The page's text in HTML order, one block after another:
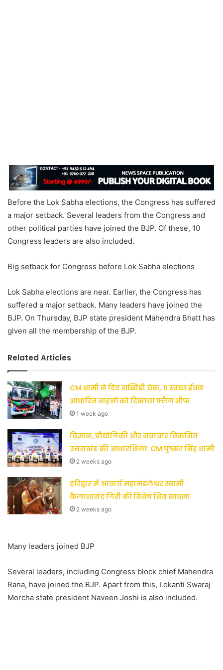
Before the Lok Sabha elections, the Congress has suffered
a major setback. Several leaders from the Congress and
other political parties have joined the BJP. Of these, 10
Congress leaders are also included.
Big setback for Congress before Lok Sabha elections
Lok Sabha elections are near. Earlier, the Congress has
suffered a major setback. Many leaders have joined the
BJP. On Thursday, BJP state president Mahendra Bhatt has
given all the membership of the BJP.
Related Articles
CM धामी ने दिए सब्सिडी चेक, 11 स्वच्छ ईंधन
आधारित वाहनों को दिखाया फ्लैग ऑफ
1 week ago
विज्ञान, प्रौद्योगिकी और नवाचार विकसित
उत्तराखंड की आधारशिला: CM पुष्कर सिंह धामी
2 weeks ago
हरिद्वार में आचार्य महामंडलेश्वर स्वामी
कैलाशानंद गिरी की विशेष शिव साधना
2 weeks ago
Many leaders joined BJP
Several leaders, including Congress block chief Mahendra
Rana, have joined the BJP. Apart from this, Lokanti Swaraj
Morcha state president Naveen Joshi is also included.